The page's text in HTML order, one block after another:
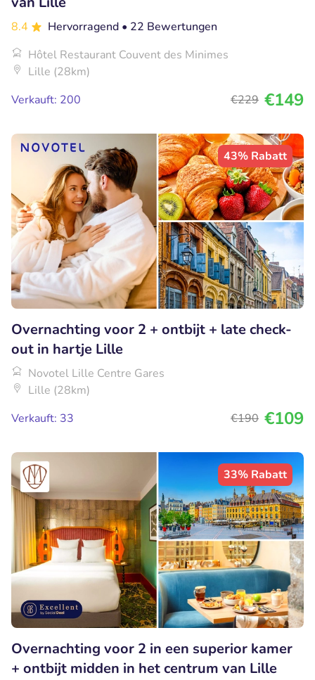
8.4 Hervorragend • 22 Bewertungen
Hôtel Restaurant Couvent des Minimes
Lille (28km)
Verkauft: 200
€229 €149
43% Rabatt
Overnachting voor 2 + ontbijt + late check-
out in hartje Lille
Novotel Lille Centre Gares
Lille (28km)
Verkauft: 33
€190 €109
33% Rabatt
Overnachting voor 2 in een superior kamer
+ ontbijt midden in het centrum van Lille